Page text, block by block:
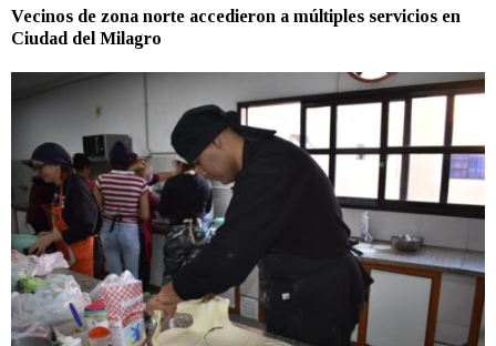
Vecinos de zona norte accedieron a múltiples servicios en
Ciudad del Milagro